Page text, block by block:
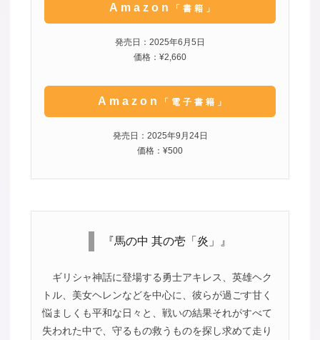
Amazon 「書籍」
発売日：2025年6月5日
価格：¥2,660
Amazon 「電子書籍」
発売日：2025年9月24日
価格：¥500
『馬の中 其の壱「炎」』
ギリシャ神話に登場する勇士アキレス、英雄ヘク
トル、美女ヘレンなどを中心に、彼らが過ごす甘く
悩ましくも平和な日々と、戦いの結果それがすべて
失われた中で、守るもの救うものを探し求めて走り